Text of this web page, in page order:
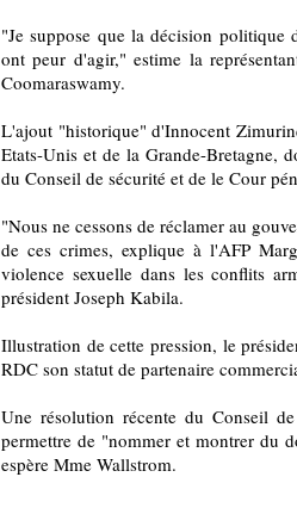
"Je suppose que la décision
ont peur d'agir," estime la
Coomaraswamy.
L'ajout "historique" d'Innocent
Etats-Unis et de la Grande-Bretagne,
du Conseil de sécurité et de le Cour
"Nous ne cessons de réclamer au
de ces crimes, explique à l'AFP
violence sexuelle dans les conflits
président Joseph Kabila.
Illustration de cette pression, le
RDC son statut de partenaire
Une résolution récente du Conseil
permettre de "nommer et montrer du
espère Mme Wallstrom.